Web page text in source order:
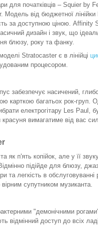
для початківців – Squier by
Модель від бюджетної лінійки
за доступною ціною. Affinity
дизайн і звук, що
блюзу, року та фанку.
Stratocaster є в лінійці
процесором.
забезпечує насичений,
карткою багатьох рок-груп.
електрогітару Les Paul,
вимагатиме від вас
як п'ять копійок, але у її
підійде для блюзу,
та легкість в обслуговуванні
вірним супутником музиканта.
"демонічними
відмінний доступ до всіх